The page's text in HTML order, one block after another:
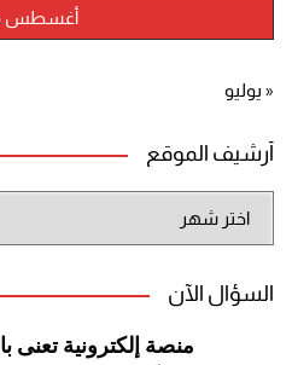
أغسطس 2026
« يوليو
أرشيف الموقع
الموقع
السؤال الآن
منصة إلكترونية تعنى